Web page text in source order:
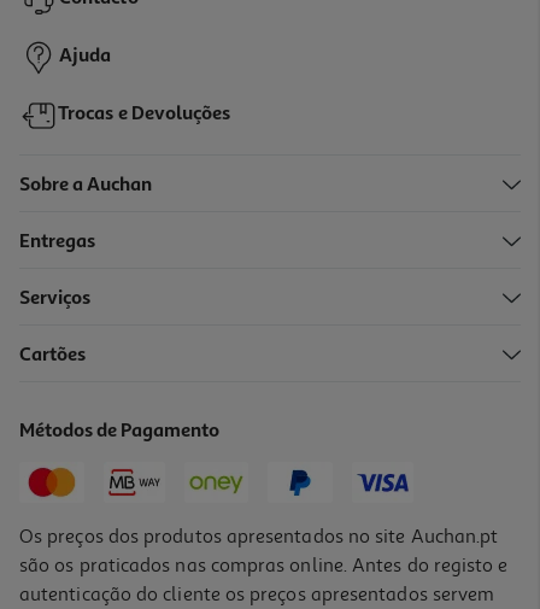
1,55 €
Ajuda
Trocas e Devoluções
Sobre a Auchan
Entregas
Serviços
Cartões
Métodos de Pagamento
Os preços dos produtos apresentados no site Auchan.pt
são os praticados nas compras online. Antes do registo e
autenticação do cliente os preços apresentados servem